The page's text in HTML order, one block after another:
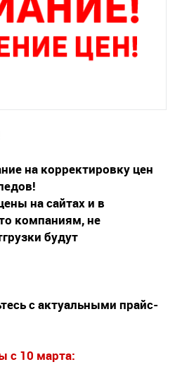
на корректировку цен
на сайтах и в
компаниям, не
будут
сактуальными прайс-
с 10 марта: